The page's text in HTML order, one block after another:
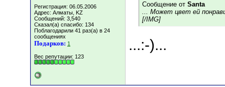
Регистрация: 06.05.2006
Адрес: Алматы, KZ
Сообщений: 3,540
Сказал(а) спасибо: 134
Поблагодарили 41 раз(а) в 24
сообщениях
Подарков: 1
Вес репутации: 123
Сообщение от Santa
... Может цвет ей
[/IMG]
...:-)...